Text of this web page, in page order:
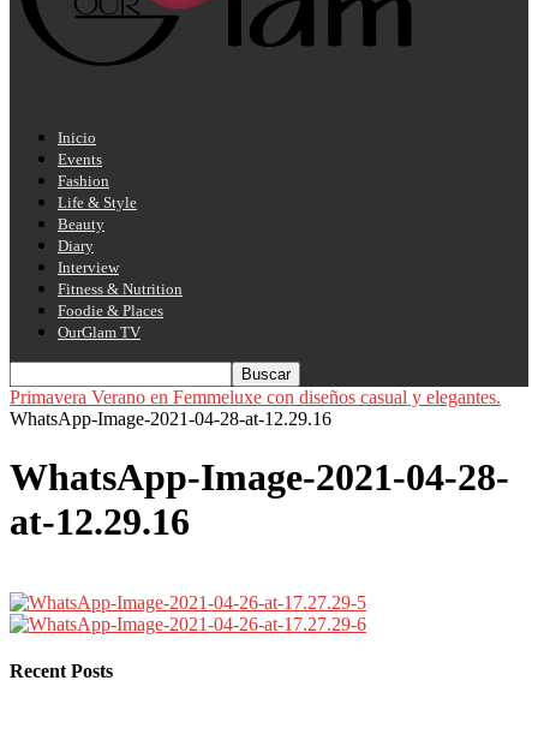
Inicio
Events
Fashion
Life & Style
Beauty
Diary
Interview
Fitness & Nutrition
Foodie & Places
OurGlam TV
Primavera Verano en Femmeluxe con diseños casual y elegantes.
WhatsApp-Image-2021-04-28-at-12.29.16
WhatsApp-Image-2021-04-28-
at-12.29.16
Recent Posts